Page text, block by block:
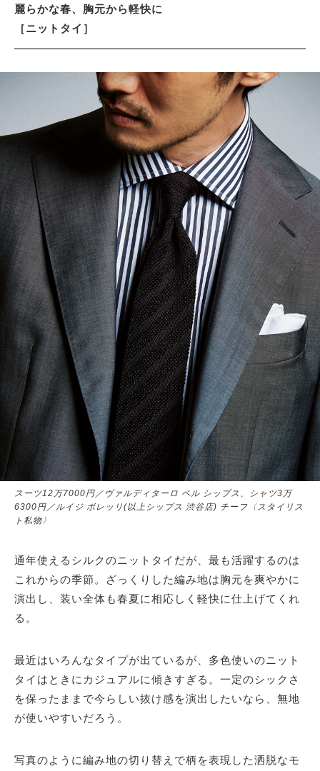
麗らかな春、胸元から軽快に
［ニットタイ］
スーツ12万7000円／ヴァルディターロ ペル シップス、シャツ3万
6300円／ルイジ ボレッリ(以上シップス 渋谷店) チーフ〈スタイリス
ト私物〉
通年使えるシルクのニットタイだが、最も活躍するのは
これからの季節。ざっくりした編み地は胸元を爽やかに
演出し、装い全体も春夏に相応しく軽快に仕上げてくれ
る。
最近はいろんなタイプが出ているが、多色使いのニット
タイはときにカジュアルに傾きすぎる。一定のシックさ
を保ったままで今らしい抜け感を演出したいなら、無地
が使いやすいだろう。
写真のように編み地の切り替えで柄を表現した洒脱なモ